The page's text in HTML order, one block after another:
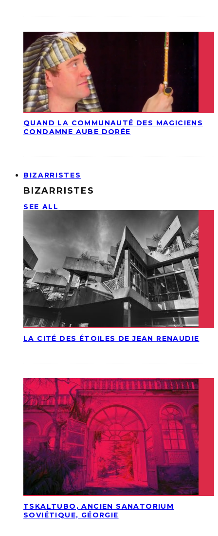
QUAND LA COMMUNAUTÉ DES MAGICIENS
CONDAMNE AUBE DORÉE
BIZARRISTES
BIZARRISTES
SEE ALL
LA CITÉ DES ÉTOILES DE JEAN RENAUDIE
TSKALTUBO, ANCIEN SANATORIUM
SOVIÉTIQUE, GÉORGIE